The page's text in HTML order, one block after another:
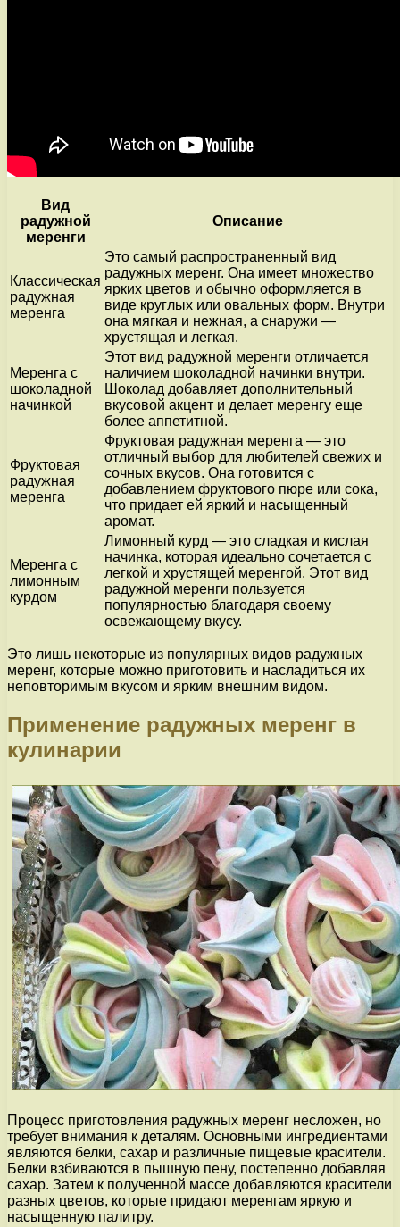
Вид
радужной
меренги
Описание
Классическая
радужная
меренга
Это самый распространенный вид
радужных меренг. Она имеет множество
ярких цветов и обычно оформляется в
виде круглых или овальных форм. Внутри
она мягкая и нежная, а снаружи —
хрустящая и легкая.
Меренга с
шоколадной
начинкой
Этот вид радужной меренги отличается
наличием шоколадной начинки внутри.
Шоколад добавляет дополнительный
вкусовой акцент и делает меренгу еще
более аппетитной.
Фруктовая
радужная
меренга
Фруктовая радужная меренга — это
отличный выбор для любителей свежих и
сочных вкусов. Она готовится с
добавлением фруктового пюре или сока,
что придает ей яркий и насыщенный
аромат.
Меренга с
лимонным
курдом
Лимонный курд — это сладкая и кислая
начинка, которая идеально сочетается с
легкой и хрустящей меренгой. Этот вид
радужной меренги пользуется
популярностью благодаря своему
освежающему вкусу.
Это лишь некоторые из популярных видов радужных
меренг, которые можно приготовить и насладиться их
неповторимым вкусом и ярким внешним видом.
Применение радужных меренг в
кулинарии
Процесс приготовления радужных меренг несложен, но
требует внимания к деталям. Основными ингредиентами
являются белки, сахар и различные пищевые красители.
Белки взбиваются в пышную пену, постепенно добавляя
сахар. Затем к полученной массе добавляются красители
разных цветов, которые придают меренгам яркую и
насыщенную палитру.